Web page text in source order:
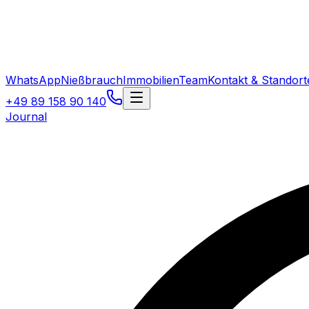
WhatsAppNießbrauchImmobilienTeamKontakt &
+49 89 158 90 140
Journal